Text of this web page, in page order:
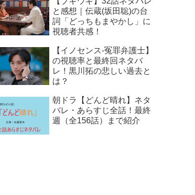
と感想｜伝蔵(坂田聡)の台
詞「どっちもまやかし」に
視聴者共感！
【イノセンス-冤罪弁護士】
の視聴率と最終回ネタバ
レ！黒川拓の悲しい過去と
は？
朝ドラ【どんど晴れ】ネタ
バレ・あらすじ全話！最終
週（全156話）まで紹介